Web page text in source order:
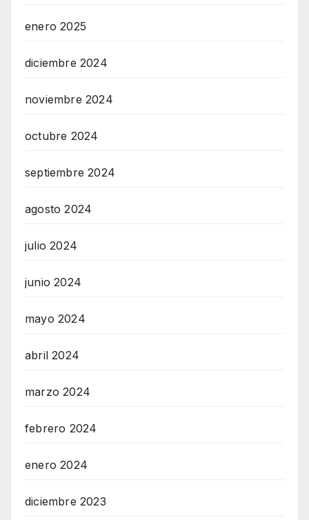
enero 2025
diciembre 2024
noviembre 2024
octubre 2024
septiembre 2024
agosto 2024
julio 2024
junio 2024
mayo 2024
abril 2024
marzo 2024
febrero 2024
enero 2024
diciembre 2023